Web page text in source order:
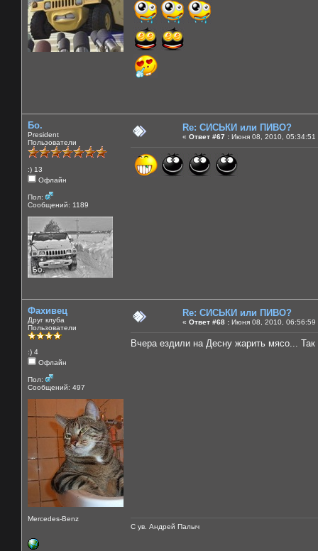
Бо.
President
Пользователи
:) 13
Офлайн
Пол:
Сообщений: 1189
Re: СИСЬКИ или ПИВО?
« Ответ #67 : Июня 08, 2010, 05:34:51
Фахивец
Друг клуба
Пользователи
:) 4
Офлайн
Пол:
Сообщений: 497
Mercedes-Benz
Re: СИСЬКИ или ПИВО?
« Ответ #68 : Июня 08, 2010, 06:56:59
Вчера ездили на Десну жарить мясо...
С ув. Андрей Палыч